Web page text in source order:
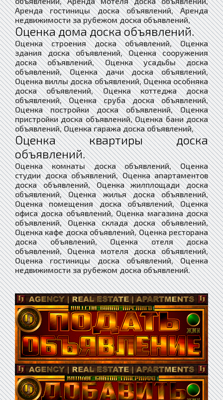
Аренда гостиницы доска объявлений, Аренда
недвижимости за рубежом доска объявлений,
Оценка дома доска объявлений.
Оценка строения доска объявлений, Оценка
здания доска объявлений, Оценка сооружения
доска объявлений, Оценка усадьбы доска
объявлений, Оценка дачи доска объявлений,
Оценка виллы доска объявлений, Оценка особняка
доска объявлений, Оценка коттеджа доска
объявлений, Оценка сруба доска объявлений,
Оценка постройки доска объявлений, Оценка
пристройки доска объявлений, Оценка бани доска
объявлений, Оценка гаража доска объявлений,
Оценка квартиры доска
объявлений.
Оценка комнаты доска объявлений, Оценка
студии доска объявлений, Оценка апартаментов
доска объявлений, Оценка жилплощади доска
объявлений, Оценка жилья доска объявлений,
Оценка помещения доска объявлений, Оценка
офиса доска объявлений, Оценка магазина доска
объявлений, Оценка склада доска объявлений,
Оценка кафе доска объявлений, Оценка ресторана
доска объявлений, Оценка отеля доска
объявлений, Оценка мотеля доска объявлений,
Оценка гостиницы доска объявлений, Оценка
недвижимости за рубежом доска объявлений.